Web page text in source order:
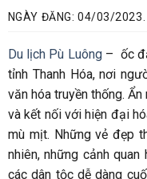
NGÀY ĐĂNG: 04/03/2023.
Du lịch Pù Luông– ốc
tỉnh Thanh Hóa, nơi
văn hóa truyền thống.
và kết nối với hiện đại
mù mịt. Những vẻ đẹp
nhiên, những cảnh
các dân tộc dễ dàng